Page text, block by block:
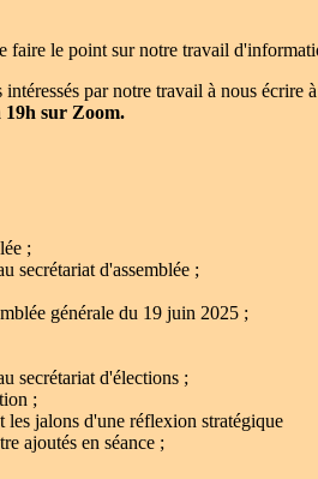
le point sur notre travail
par notre travail à nous écrire à
sur Zoom.
;
secrétariat d'assemblée ;
générale du 19 juin 2025 ;
secrétariat d'élections ;
;
jalons d'une réflexion stratégique
ajoutés en séance ;